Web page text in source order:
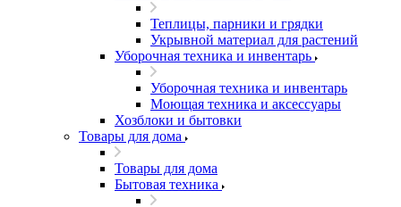
Теплицы, парники и грядки
Укрывной материал для растений
Уборочная техника и инвентарь
Уборочная техника и инвентарь
Моющая техника и аксессуары
Хозблоки и бытовки
Товары для дома
Товары для дома
Бытовая техника